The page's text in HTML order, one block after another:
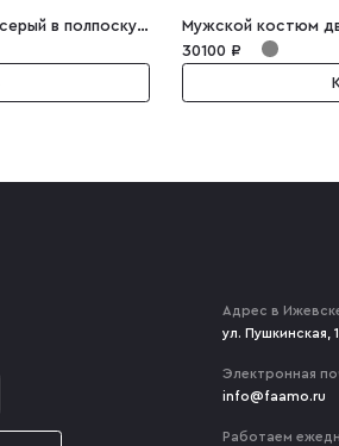
Мужской костюм тройка серый в полпоску Lorenzo
Мужской костюм
30100 ₽
Адрес в
ул. Пушкинская,
Электронная
info@faamo.ru
Работаем